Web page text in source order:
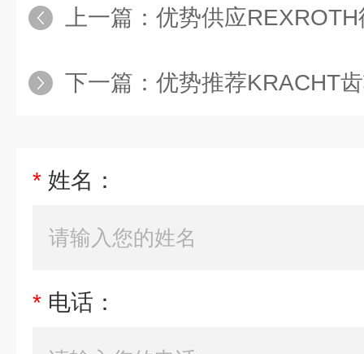
上一篇： 优势供应
下一篇： 优势推荐KRACHT
* 姓名：
* 电话：